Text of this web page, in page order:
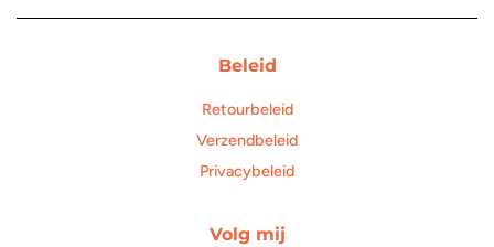
Beleid
Retourbeleid
Verzendbeleid
Privacybeleid
Volg mij